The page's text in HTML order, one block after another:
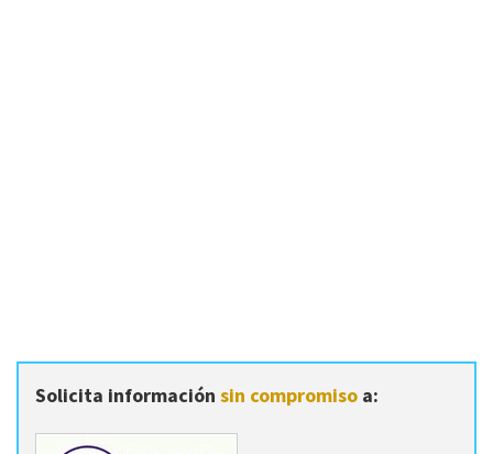
Solicita información sin compromiso a: